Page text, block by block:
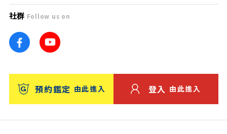
團隊
車訊網
台灣優良中古車商大獎
找好店
找海外車
消費者評價
保固
廣告合作
社群 Follow us on
預約鑑定 由此進入 登入 由此進入